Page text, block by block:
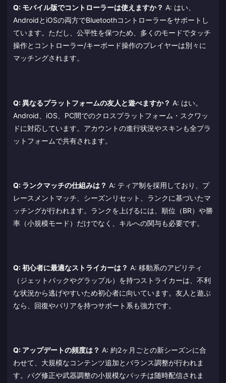
Q: モバイル版でコントローラーは使えますか？ A: はい、
AndroidとiOSの両方でBluetoothコントローラーをサポートし
ています。ただし、公平性を保つため、多くのモードでタッチ
操作とコントローラー/キーボード操作のプレイヤーは別々に
マッチングされます。
Q: 異なるプラットフォームの友人と遊べますか？ A: はい。
Android、iOS、PC間でのクロスプラットフォーム・スクワッ
ドに対応しています。アカウントの進行状況やスキンも全プラ
ットフォームで共有されます。
Q: ランクマッチの仕組みは？ A: ティア制を採用しており、プ
レースメントマッチ、シーズンリセット、ランクに基づいたマ
ッチングが行われます。ランクを上げるには、順位（BR）や勝
率（小規模モード）だけでなく、キルへの関与も必要です。
Q: 初心者に最適なストライカーは？ A: 移動系のアビリティ
（ジェットパックやグラップル）を持つストライカーは、不利
な状況から逃げやすいため初心者に向いています。友人と遊ぶ
なら、回復やバリアを持つサポート系も強力です。
Q: アップデートの頻度は？ A: 約2ヶ月ごとの新シーズンに合
わせて、大規模なコンテンツ追加とバランス調整が行われま
す。バグ修正や武器調整の小規模なパッチは随時配信されま